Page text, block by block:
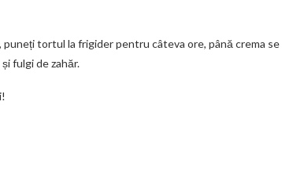
tortul la frigider pentru câteva ore, până crema se
fulgi de zahăr.